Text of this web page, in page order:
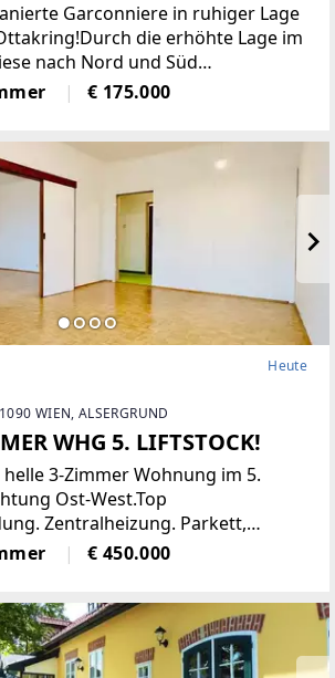
Garconniere in ruhiger Lage
die erhöhte Lage im
nach Nord und Süd
sehr hell und bietet eine
Sie verfügt über
€ 175.000
Heute
WIEN, ALSERGRUND
WHG 5. LIFTSTOCK!
3-Zimmer Wohnung im 5.
Ost-West.Top
Zentralheizung. Parkett,
Kellerabteil.Diese
Etagenwohnung bietet reichlich
€ 450.000